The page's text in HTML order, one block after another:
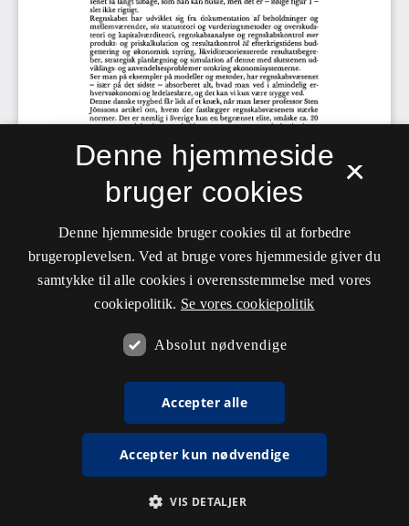
×
Denne hjemmeside
bruger cookies
Denne hjemmeside bruger cookies til at forbedre
brugeroplevelsen. Ved at bruge vores hjemmeside giver du
samtykke til alle cookies i overensstemmelse med vores
cookiepolitik. Se vores cookiepolitik
Absolut nødvendige
Accepter alle
Accepter kun nødvendige
VIS DETALJER